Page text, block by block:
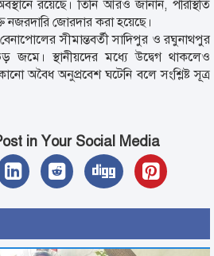
রয়েছে। তিনি আরও জানান, পরিস্থিতি
নজরদারি জোরদার করা হয়েছে।
সীমান্তবর্তী সাদিপুর ও রঘুনাথপুর
স্থানীয়দের মধ্যে উদ্বেগ থাকলেও
অবৈধ অনুপ্রবেশ ঘটেনি বলে সংশ্লিষ্ট সূত্র
in Your Social Media